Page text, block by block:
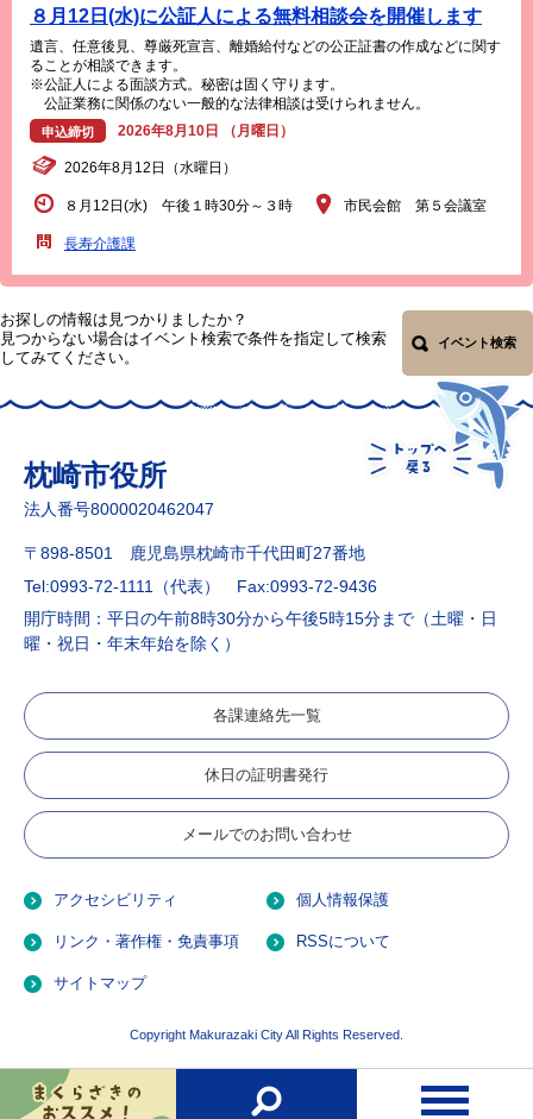
８月12日(水)に公証人による無料相談会を開催します
遺言、任意後見、尊厳死宣言、離婚給付などの公正証書の作成などに関す
ることが相談できます。
※公証人による面談方式。秘密は固く守ります。
公証業務に関係のない一般的な法律相談は受けられません。
申込締切 2026年8月10日 （月曜日）
2026年8月12日（水曜日）
８月12日(水) 午後１時30分～３時 市民会館 第５会議室
長寿介護課
お探しの情報は見つかりましたか？
見つからない場合はイベント検索で条件を指定して検索
してみてください。
イベント検索
枕崎市役所
法人番号8000020462047
〒898-8501 鹿児島県枕崎市千代田町27番地
Tel:0993-72-1111（代表）
Fax:0993-72-9436
開庁時間：平日の午前8時30分から午後5時15分まで（土曜・日
曜・祝日・年末年始を除く）
各課連絡先一覧
休日の証明書発行
メールでのお問い合わせ
アクセシビリティ 個人情報保護
リンク・著作権・免責事項 RSSについて
サイトマップ
Copyright Makurazaki City All Rights Reserved.